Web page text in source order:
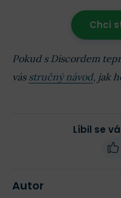
Chci
Pokud s Discordem
vás stručný návod, jak
Líbil se
Autor